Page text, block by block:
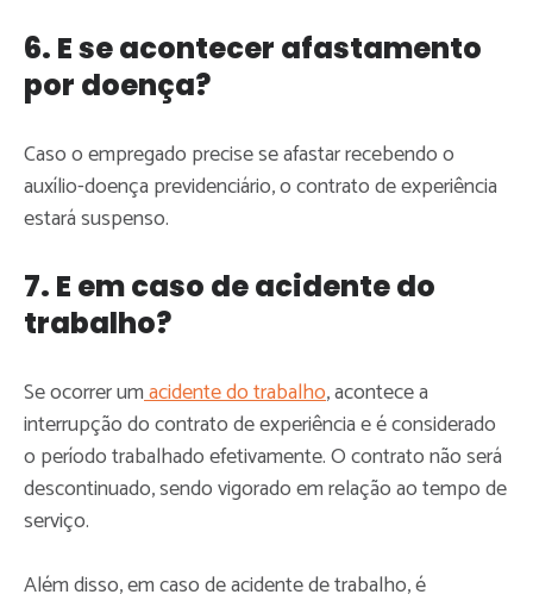
6. E se acontecer afastamento
por doença?
Caso o empregado precise se afastar recebendo o
auxílio-doença previdenciário, o contrato de experiência
estará suspenso.
7. E em caso de acidente do
trabalho?
Se ocorrer umacidente do trabalho, acontece a
interrupção do contrato de experiência e é considerado
o período trabalhado efetivamente. O contrato não será
descontinuado, sendo vigorado em relação ao tempo de
serviço.
Além disso, em caso de acidente de trabalho, é